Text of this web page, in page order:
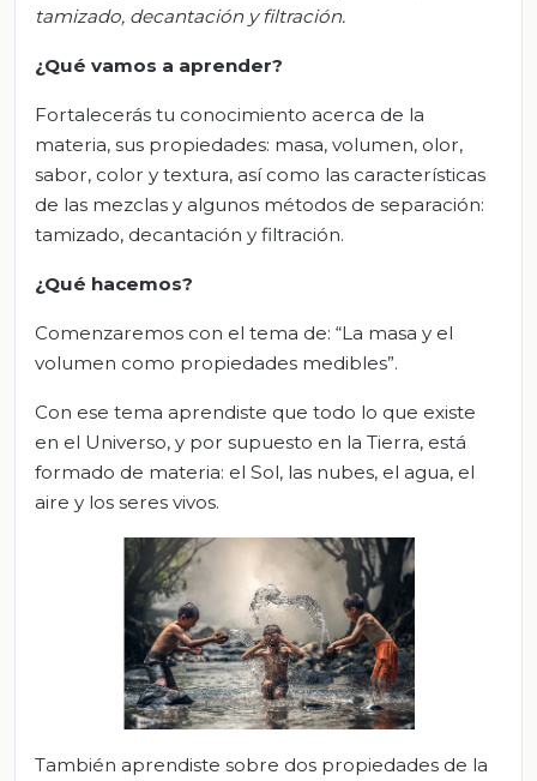
tamizado, decantación y filtración.
¿Qué vamos a aprender?
Fortalecerás tu conocimiento acerca de la
materia, sus propiedades: masa, volumen, olor,
sabor, color y textura, así como las características
de las mezclas y algunos métodos de separación:
tamizado, decantación y filtración.
¿Qué hacemos?
Comenzaremos con el tema de: “La masa y el
volumen como propiedades medibles”.
Con ese tema aprendiste que todo lo que existe
en el Universo, y por supuesto en la Tierra, está
formado de materia: el Sol, las nubes, el agua, el
aire y los seres vivos.
También aprendiste sobre dos propiedades de la